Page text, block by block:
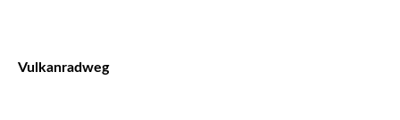
Vulkanradweg